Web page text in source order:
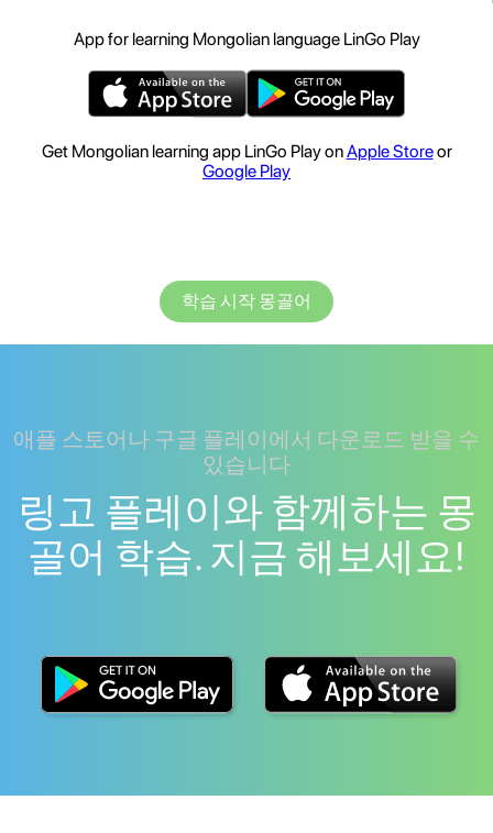
App for learning Mongolian language LinGo Play
Get Mongolian learning app LinGo Play onApple Storeor
Google Play
학습 시작 몽골어
애플 스토어나 구글 플레이에서 다운로드 받을 수
있습니다
링고 플레이와 함께하는 몽
골어 학습. 지금 해보세요!